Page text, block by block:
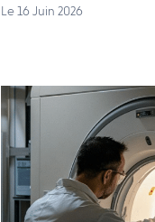
Le 16 Juin 2026